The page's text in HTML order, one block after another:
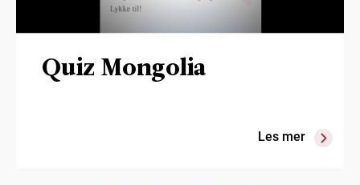
Quiz Mongolia
Les mer